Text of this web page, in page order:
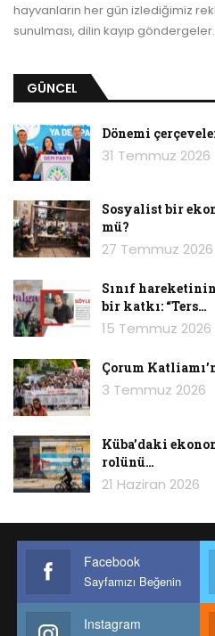
hayvanların her gün izlediğimiz
sunulması, dilin kayıp göndergeler
GÜNCEL
Dönemi
31 Temmuz 2026
Sosyalist bir
mü?
27 Temmuz 2026
Sınıf
bir katkı: “Ters…
15 Temmuz 2026
Çorum
3 Temmuz 2026
Küba’daki
rolünü…
21 Haziran 2026
Facebook
Sayfamızı Beğenin
Instagram